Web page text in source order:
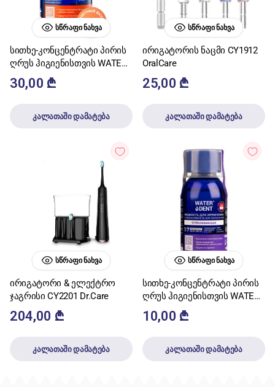
ᲡᲬᲠᲐᲤᲘ ᲜᲐᲮᲕᲐ
სითხე-კონცენტრატი პირის
ღრუს ჰიგიენისთვის WATER
DENT ანტიბაქტერიული
კომპლექსით 1:7 500მლ
30,00 ₾
კალათაში დამატება
ᲡᲬᲠᲐᲤᲘ ᲜᲐᲮᲕᲐ
ირიგატორის ნაცმი CY1912
OralCare
25,00 ₾
კალათაში დამატება
ᲡᲬᲠᲐᲤᲘ ᲜᲐᲮᲕᲐ
ირიგატორი & ელექტრო
ჯაგრისი CY2201 Dr.Care
204,00 ₾
კალათაში დამატება
ᲡᲬᲠᲐᲤᲘ ᲜᲐᲮᲕᲐ
სითხე-კონცენტრატი პირის
ღრუს ჰიგიენისთვის WATER
DENT მათეთრებელი 1:7
100მლ
10,00 ₾
კალათაში დამატება